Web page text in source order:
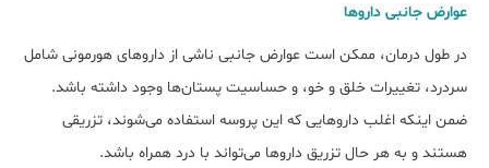
عوارض جانبی داروها
در طول درمان، ممکن است عوارض جانبی ناشی از داروهای هورمونی شامل
سردرد، تغییرات خلق و خو، و حساسیت پستان‌ها وجود داشته باشد.
ضمن اینکه اغلب داروهایی که این پروسه استفاده می‌شوند، تزریقی
هستند و به هر حال تزریق داروها می‌تواند با درد همراه باشد.